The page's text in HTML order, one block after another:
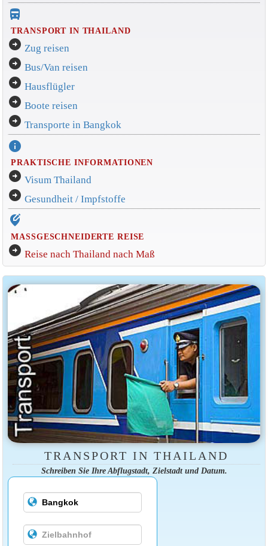
directions_bus_filled
TRANSPORT IN THAILAND
arrow_circle_right Zug reisen
arrow_circle_right Bus/Van reisen
arrow_circle_right Hausflügler
arrow_circle_right Boote reisen
arrow_circle_right Transporte in Bangkok
info
PRAKTISCHE INFORMATIONEN
arrow_circle_right Visum Thailand
arrow_circle_right Gesundheit / Impfstoffe
edit_location_alt
MASSGESCHNEIDERTE REISE
arrow_circle_right Reise nach Thailand nach Maß
TRANSPORT IN THAILAND
Schreiben Sie Ihre Abflugstadt, Zielstadt und Datum.